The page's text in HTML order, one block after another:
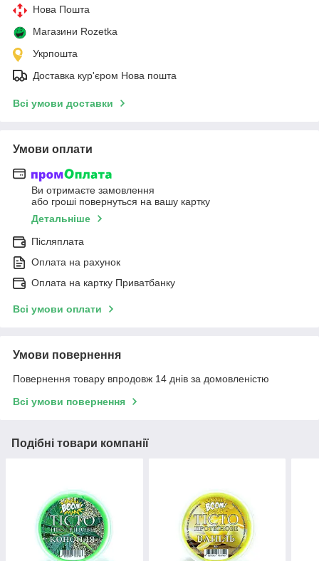
Нова Пошта
Магазини Rozetka
Укрпошта
Доставка кур'єром Нова пошта
Всі умови доставки
Умови оплати
Ви отримаєте замовлення
або гроші повернуться на вашу картку
Детальніше
Післяплата
Оплата на рахунок
Оплата на картку Приватбанку
Всі умови оплати
Умови повернення
Повернення товару впродовж 14 днів за домовленістю
Всі умови повернення
Подібні товари компанії